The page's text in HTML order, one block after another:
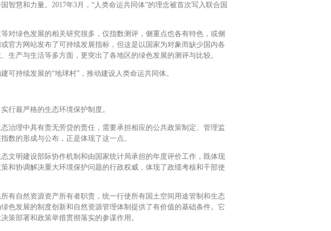
慧和力量。2017年3月，“人类命运共同体”的理念被首次写入联合国
绿色发展的相关研究很多，仅指数测评，侧重点也各有特色，或侧
官方网站发布了可持续发展指标，但这是以国家为对象而缺少国内各
产与生活等多方面，更突出了各地区的绿色发展的测评与比较。
持续发展的“地球村”，推动建设人类命运共同体。
最严格的生态环境保护制度。
理中具有责无旁贷的责任，需要承担相应的公共政策制定、管理监
数的形成与公布，正是体现了这一点。
明建设部际协作机制和由国家统计局承担的年度评价工作，既体现
和协调解决重大环境保护问题的行政权威，体现了政绩考核和干部使
自然资源资产所有者职责，统一行使所有国土空间用途管制和生态
色发展的制度创新和自然资源管理体制提供了有价值的基础条件。它
策部署和政策举措贯彻落实的参谋作用。